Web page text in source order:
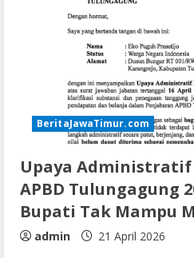
BeritaJawaTimur.com
Upaya Administratif
APBD Tulungagung
Bupati Tak Mampu
admin 21 April 2026